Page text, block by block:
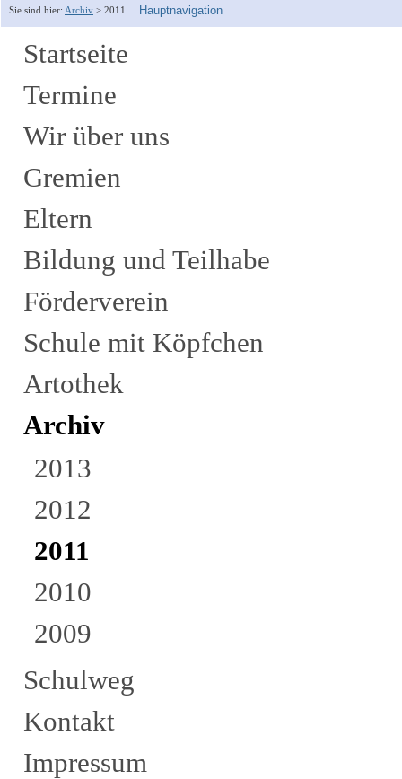
Sie sind hier: Archiv > 2011 Hauptnavigation
Startseite
Termine
Wir über uns
Gremien
Eltern
Bildung und Teilhabe
Förderverein
Schule mit Köpfchen
Artothek
Archiv
2013
2012
2011
2010
2009
Schulweg
Kontakt
Impressum